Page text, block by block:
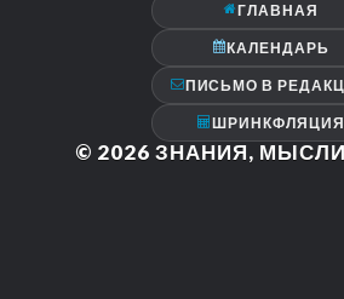
ГЛАВНАЯ
КАЛЕНДАРЬ
ПИСЬМО В
ШРИНКФЛЯЦИЯ
© 2026 ЗНАНИЯ,